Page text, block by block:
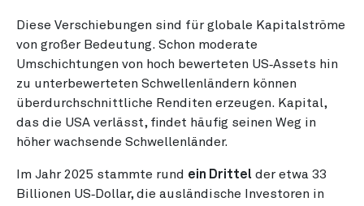
Diese Verschiebungen sind für globale Kapitalströme
von großer Bedeutung. Schon moderate
Umschichtungen von hoch bewerteten US‑Assets hin
zu unterbewerteten Schwellenländern können
überdurchschnittliche Renditen erzeugen. Kapital,
das die USA verlässt, findet häufig seinen Weg in
höher wachsende Schwellenländer.
Im Jahr 2025 stammte rund ein Drittel der etwa 33
Billionen US‑Dollar, die ausländische Investoren in